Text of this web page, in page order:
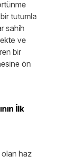
tutumla
sahih
ve
bir
ön
İlk
olan haz